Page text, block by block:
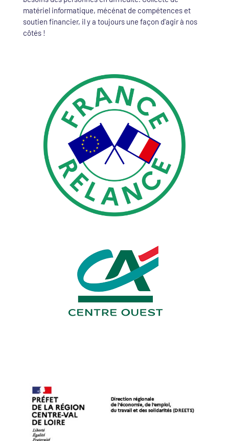
matériel informatique, mécénat de compétences et
soutien financier, il y a toujours une façon d'agir à nos
côtés !